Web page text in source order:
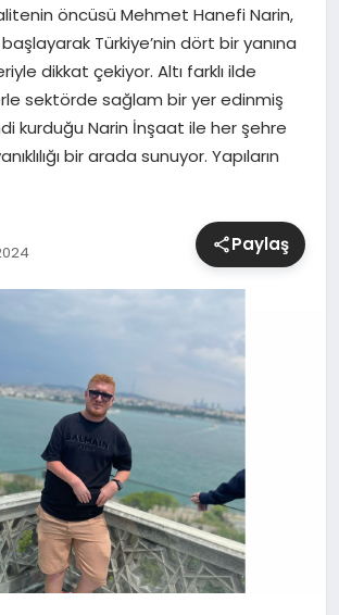
öncüsü Mehmet Hanefi Narin,
başlayarak Türkiye’nin dört bir yanına
dikkat çekiyor. Altı farklı ilde
sektörde sağlam bir yer edinmiş
kurduğu Narin İnşaat ile her şehre
bir arada sunuyor. Yapıların
Paylaş